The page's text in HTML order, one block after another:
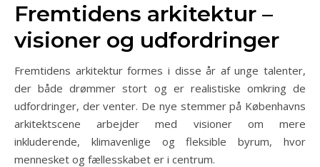
Fremtidens arkitektur –
visioner og udfordringer
Fremtidens arkitektur formes i disse år af unge talenter,
der både drømmer stort og er realistiske omkring de
udfordringer, der venter. De nye stemmer på Københavns
arkitektscene arbejder med visioner om mere
inkluderende, klimavenlige og fleksible byrum, hvor
mennesket og fællesskabet er i centrum.